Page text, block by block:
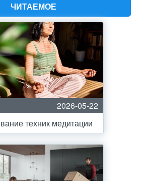
ЧИТАЕМОЕ
2026-05-22
техник медитации